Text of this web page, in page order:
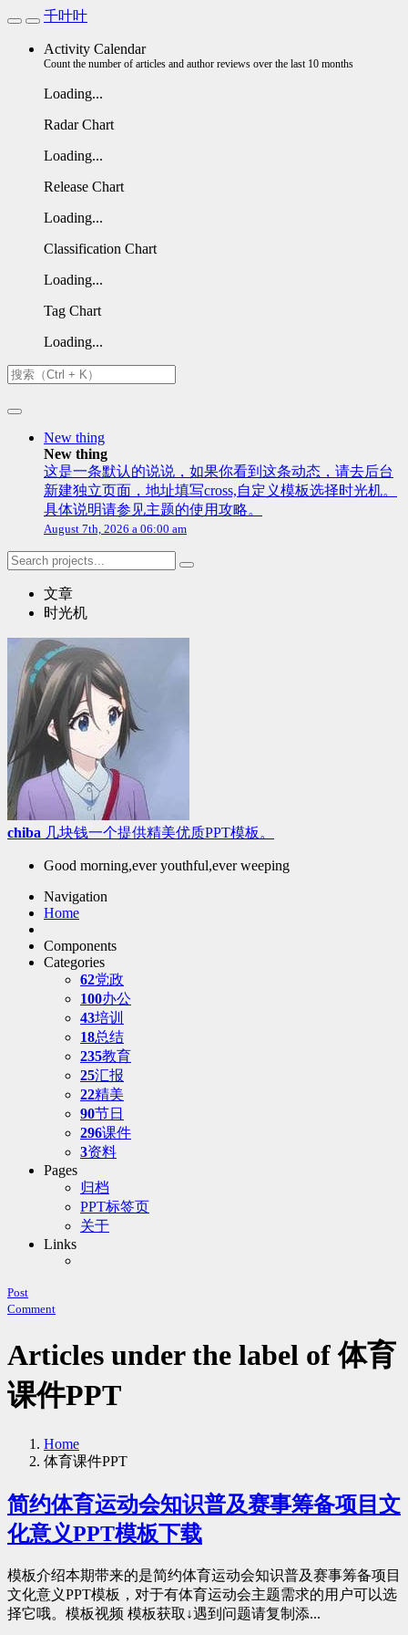
千叶叶
Activity Calendar
Count the number of articles and author reviews over the last 10 months
Loading...
Radar Chart
Loading...
Release Chart
Loading...
Classification Chart
Loading...
Tag Chart
Loading...
New thing
New thing
这是一条默认的说说，如果你看到这条动态，请去后台
新建独立页面，地址填写cross,自定义模板选择时光机。
具体说明请参见主题的使用攻略。
August 7th, 2026 a 06:00 am
文章
时光机
chiba 几块钱一个提供精美优质PPT模板。
Good morning,ever youthful,ever weeping
Navigation
Home
Components
Categories
62党政
100办公
43培训
18总结
235教育
25汇报
22精美
90节日
296课件
3资料
Pages
归档
PPT标签页
关于
Links
Post
Comment
Articles under the label of 体育
课件PPT
Home
体育课件PPT
简约体育运动会知识普及赛事筹备项目文
化意义PPT模板下载
模板介绍本期带来的是简约体育运动会知识普及赛事筹备项目
文化意义PPT模板，对于有体育运动会主题需求的用户可以选
择它哦。模板视频 模板获取↓遇到问题请复制添...